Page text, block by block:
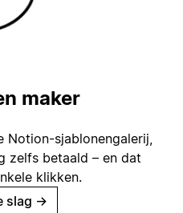
maker
Notion-sjablonengalerij,
zelfs betaald – en dat
klikken.
slag →